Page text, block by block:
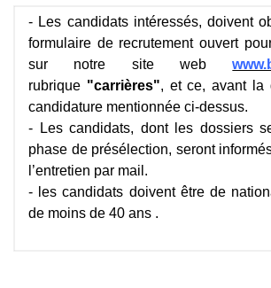
- Les candidats intéressés, doivent
formulaire de recrutement ouvert
sur notre site web
rubrique "carrières", et ce, avant la
candidature mentionnée ci-dessus.
- Les candidats, dont les dossiers
phase de présélection, seront
l’entretien par mail.
- les candidats doivent être de
de moins de 40 ans .